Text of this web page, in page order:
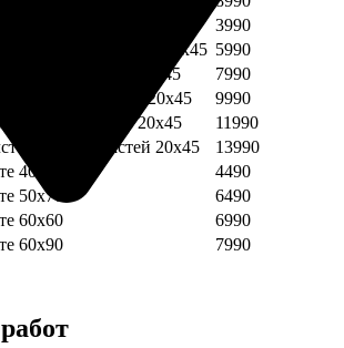
из трех частей 20х45
3990
из четырех частей 20х45 5990
из пяти частей 20х45
7990
из шести частей 20х45
9990
из семи частей 20х45
11990
из восьми частей 20х45
13990
40х40
4490
50х70
6490
60х60
6990
60х90
7990